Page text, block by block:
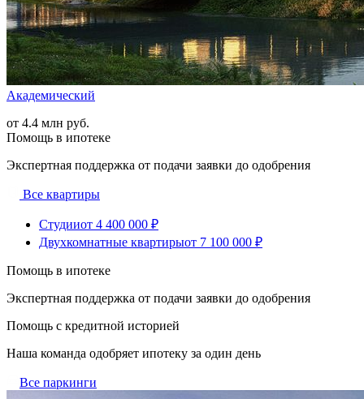
Академический
от 4.4 млн руб.
Помощь в ипотеке
Экспертная поддержка от подачи заявки до одобрения
Все квартиры
Студииот 4 400 000 ₽
Двухкомнатные квартирыот 7 100 000 ₽
Помощь в ипотеке
Экспертная поддержка от подачи заявки до одобрения
Помощь с кредитной историей
Наша команда одобряет ипотеку за один день
Все паркинги